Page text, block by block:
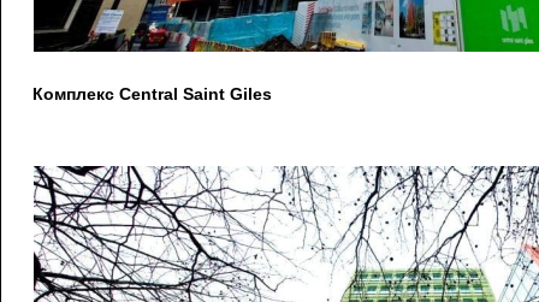
Комплекс Central Saint Giles